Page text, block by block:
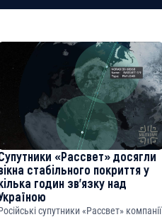
«Рассвет» досягли
стабільного покриття у
годин зв’язку над
супутники «Рассвет» компанії